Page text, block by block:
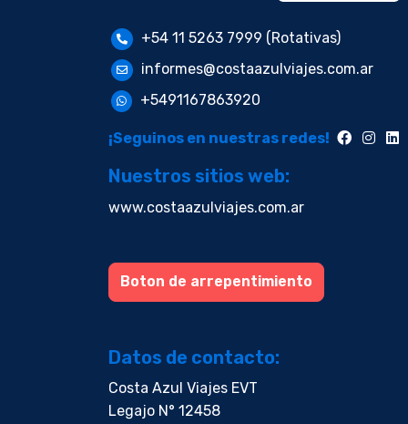
+54 11 5263 7999 (Rotativas)
informes@costaazulviajes.com.ar
+5491167863920
¡Seguinos en nuestras redes!
Nuestros sitios web:
www.costaazulviajes.com.ar
Boton de arrepentimiento
Datos de contacto:
Costa Azul Viajes EVT
Legajo N° 12458